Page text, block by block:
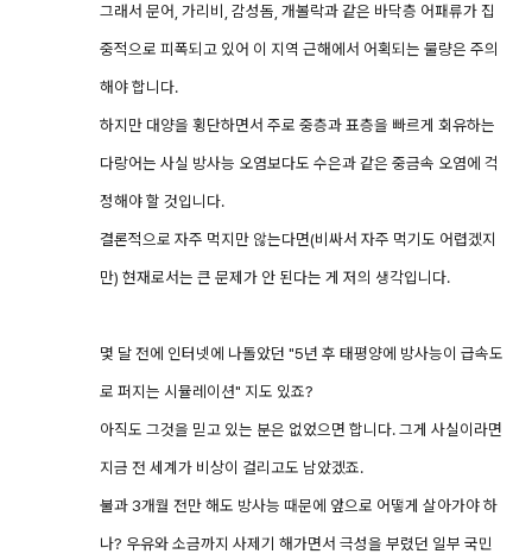
그래서 문어, 가리비, 감성돔, 개볼락과 같은 바닥층 어패류가 집
중적으로 피폭되고 있어 이 지역 근해에서 어획되는 물량은 주의
해야 합니다.
하지만 대양을 횡단하면서 주로 중층과 표층을 빠르게 회유하는
다랑어는 사실 방사능 오염보다도 수은과 같은 중금속 오염에 걱
정해야 할 것입니다.
결론적으로 자주 먹지만 않는다면(비싸서 자주 먹기도 어렵겠지
만) 현재로서는 큰 문제가 안 된다는 게 저의 생각입니다.
몇 달 전에 인터넷에 나돌았던 "5년 후 태평양에 방사능이 급속도
로 퍼지는 시뮬레이션" 지도 있죠?
아직도 그것을 믿고 있는 분은 없었으면 합니다. 그게 사실이라면
지금 전 세계가 비상이 걸리고도 남았겠죠.
불과 3개월 전만 해도 방사능 때문에 앞으로 어떻게 살아가야 하
나? 우유와 소금까지 사제기 해가면서 극성을 부렸던 일부 국민